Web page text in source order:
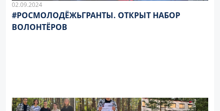
02.09.2024
#РОСМОЛОДЁЖЬГРАНТЫ. ОТКРЫТ НАБОР
ВОЛОНТЁРОВ